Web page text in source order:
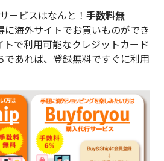
ービスはなんと！ 手数料無
に海外サイトでお買いものができ
トで利用可能なクレジットカード
であれば、登録無料ですぐに利用